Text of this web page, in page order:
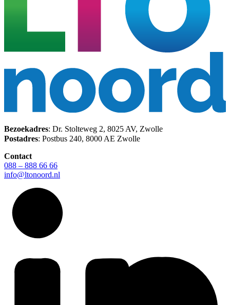
Bezoekadres: Dr. Stolteweg 2, 8025 AV, Zwolle
Postadres: Postbus 240, 8000 AE Zwolle
Contact
088 – 888 66 66
info@ltonoord.nl